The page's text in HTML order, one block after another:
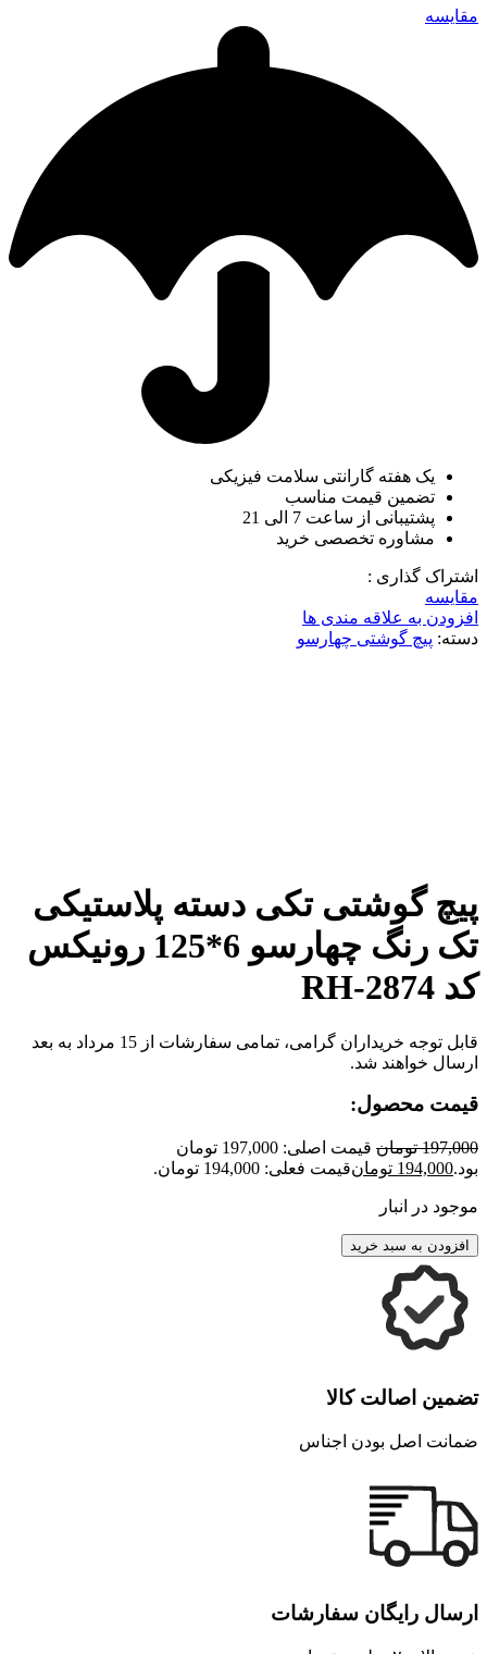
مقایسه
یک هفته گارانتی سلامت فیزیکی
تضمین قیمت مناسب
پشتیبانی از ساعت 7 الی 21
مشاوره تخصصی خرید
اشتراک گذاری :
مقایسه
افزودن به علاقه مندی ها
دسته: پیچ گوشتی چهارسو
پیچ گوشتی تکی دسته پلاستیکی
تک رنگ چهارسو 6*125 رونیکس
کد RH-2874
قابل توجه خریداران گرامی، تمامی سفارشات از 15 مرداد به بعد
ارسال خواهند شد.
قیمت محصول:
197,000 تومان
قیمت اصلی: 197,000 تومان
بود.194,000 تومانقیمت فعلی: 194,000 تومان.
موجود در انبار
افزودن به سبد خرید
تضمین اصالت کالا
ضمانت اصل بودن اجناس
ارسال رایگان سفارشات